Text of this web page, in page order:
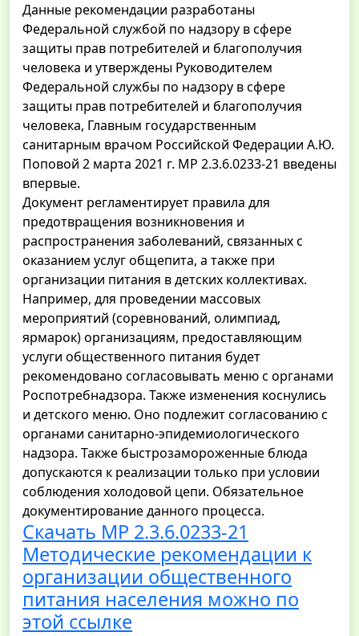
Данные рекомендации разработаны
Федеральной службой по надзору в сфере
защиты прав потребителей и благополучия
человека и утверждены Руководителем
Федеральной службы по надзору в сфере
защиты прав потребителей и благополучия
человека, Главным государственным
санитарным врачом Российской Федерации А.Ю.
Поповой 2 марта 2021 г. МР 2.3.6.0233-21 введены
впервые.
Документ регламентирует правила для
предотвращения возникновения и
распространения заболеваний, связанных с
оказанием услуг общепита, а также при
организации питания в детских коллективах.
Например, для проведении массовых
мероприятий (соревнований, олимпиад,
ярмарок) организациям, предоставляющим
услуги общественного питания будет
рекомендовано согласовывать меню с органами
Роспотребнадзора. Также изменения коснулись
и детского меню. Оно подлежит согласованию с
органами санитарно-эпидемиологического
надзора. Также быстрозамороженные блюда
допускаются к реализации только при условии
соблюдения холодовой цепи. Обязательное
документирование данного процесса.
Скачать МР 2.3.6.0233-21
Методические рекомендации к
организации общественного
питания населения можно по
этой ссылке